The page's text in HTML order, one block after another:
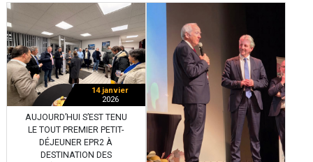
14 janvier
2026
AUJOURD’HUI S’EST TENU
LE TOUT PREMIER PETIT-
DÉJEUNER EPR2 À
DESTINATION DES